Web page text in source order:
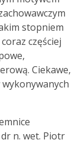
stopniem
częściej
Ciekawe,
n. wet. Piotr